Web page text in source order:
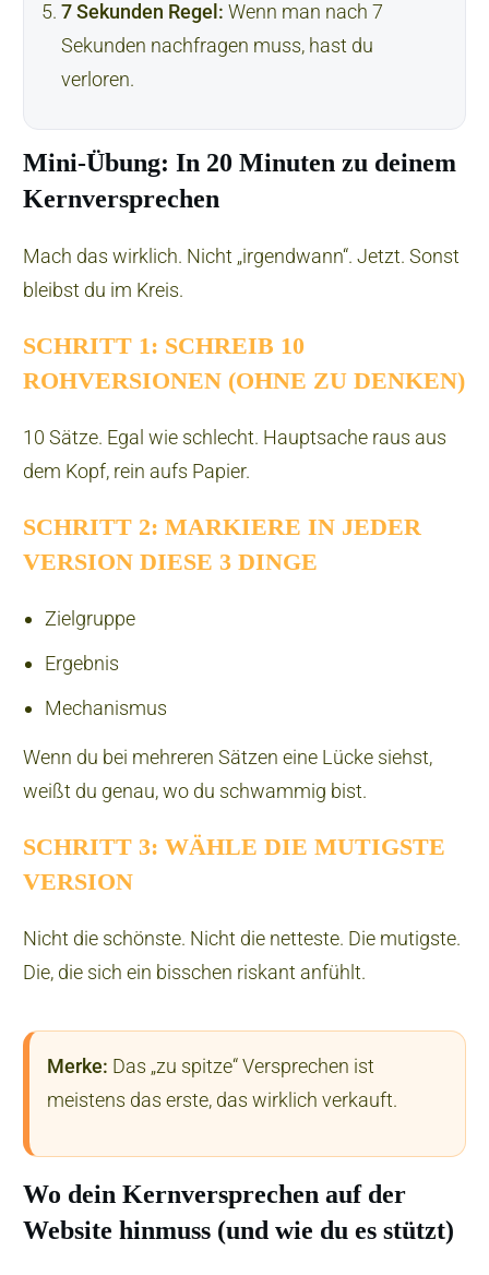
7 Sekunden Regel: Wenn man nach 7
Sekunden nachfragen muss, hast du
verloren.
Mini-Übung: In 20 Minuten zu deinem
Kernversprechen
Mach das wirklich. Nicht „irgendwann“. Jetzt. Sonst
bleibst du im Kreis.
SCHRITT 1: SCHREIB 10
ROHVERSIONEN (OHNE ZU DENKEN)
10 Sätze. Egal wie schlecht. Hauptsache raus aus
dem Kopf, rein aufs Papier.
SCHRITT 2: MARKIERE IN JEDER
VERSION DIESE 3 DINGE
Zielgruppe
Ergebnis
Mechanismus
Wenn du bei mehreren Sätzen eine Lücke siehst,
weißt du genau, wo du schwammig bist.
SCHRITT 3: WÄHLE DIE MUTIGSTE
VERSION
Nicht die schönste. Nicht die netteste. Die mutigste.
Die, die sich ein bisschen riskant anfühlt.
Merke: Das „zu spitze“ Versprechen ist
meistens das erste, das wirklich verkauft.
Wo dein Kernversprechen auf der
Website hinmuss (und wie du es stützt)